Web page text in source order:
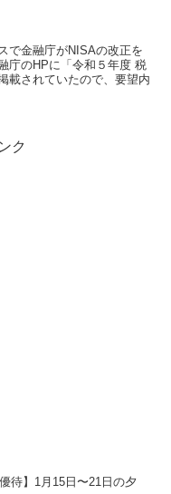
で金融庁がNISAの改正を
庁のHPに「令和５年度 税
載されていたので、要望内
ク
待】1月15日〜21日の夕